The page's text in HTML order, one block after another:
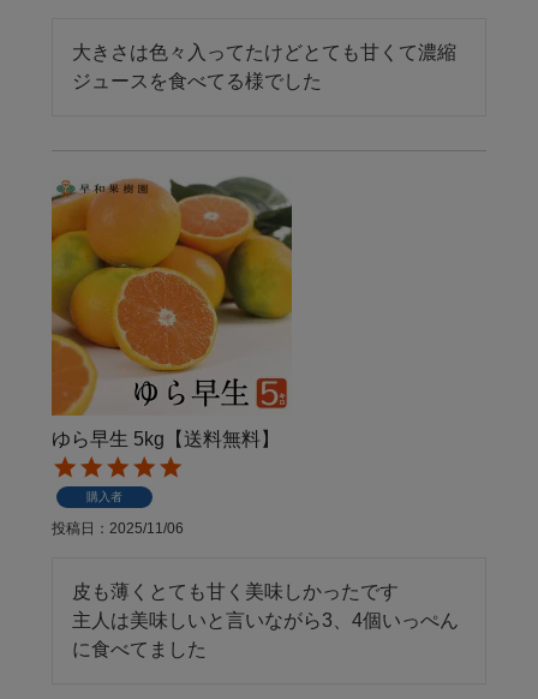
大きさは色々入ってたけどとても甘くて濃縮
ジュースを食べてる様でした
ゆら早生 5kg【送料無料】
購入者
投稿日 2025/11/06
皮も薄くとても甘く美味しかったです
主人は美味しいと言いながら3、4個いっぺん
に食べてました